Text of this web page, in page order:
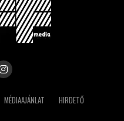
MÉDIAAJÁNLAT HIRDETŐ